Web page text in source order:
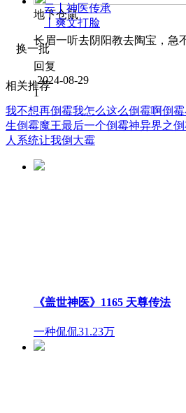
地下仓鼠
长眉一听去阴阳教去陶宝，急
回复
2024-08-29
1
云丨神医传承
丨爽文打脸
换一批
相关推荐
我不想再倒霉我怎么这么倒霉啊倒
生倒霉魔王最后一个倒霉神异界之
人 系统让我倒大霉
《盖世神医》1165 天尊传法
一种侃侃31.23万